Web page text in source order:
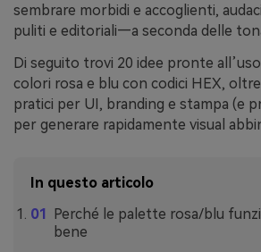
sembrare morbidi e accoglienti,
puliti e editoriali—a seconda delle
Di seguito trovi 20 idee pronte
colori rosa e blu con codici HEX,
pratici per UI, branding e stampa (e
per generare rapidamente visual
In questo articolo
Perché le palette rosa/blu
bene